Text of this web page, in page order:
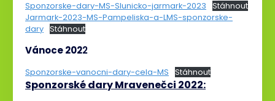
Sponzorske-dary-MS-Slunicko-jarmark-2023
Stáhnout
Jarmark-2023-MS-Pampeliska-a-LMS-sponzorske-
dary Stáhnout
Vánoce 2022
Sponzorske-vanocni-dary-cela-MS Stáhnout
Sponzorské dary Mravenečci 2022: